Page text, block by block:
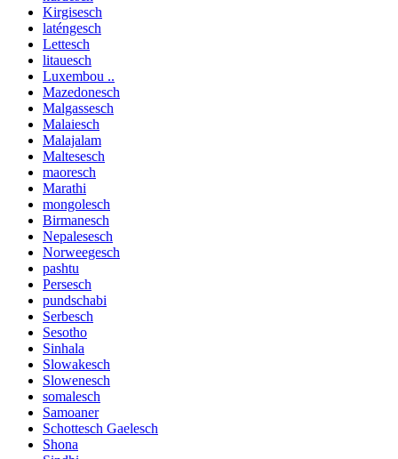
Kirgisesch
laténgesch
Lettesch
litauesch
Luxembou ..
Mazedonesch
Malgassesch
Malaiesch
Malajalam
Maltesesch
maoresch
Marathi
mongolesch
Birmanesch
Nepalesesch
Norweegesch
pashtu
Persesch
pundschabi
Serbesch
Sesotho
Sinhala
Slowakesch
Slowenesch
somalesch
Samoaner
Schottesch Gaelesch
Shona